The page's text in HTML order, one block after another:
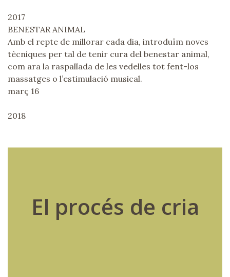
2017
BENESTAR ANIMAL
Amb el repte de millorar cada dia, introduïm noves
tècniques per tal de tenir cura del benestar animal,
com ara la raspallada de les vedelles tot fent-los
massatges o l’estimulació musical.
març 16
2018
El procés de cria